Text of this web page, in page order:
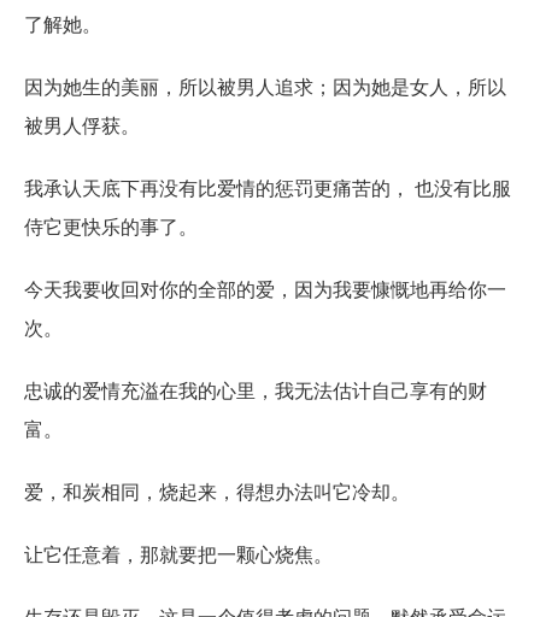
了解她。
因为她生的美丽，所以被男人追求；因为她是女人，所以
被男人俘获。
我承认天底下再没有比爱情的惩罚更痛苦的， 也没有比服
侍它更快乐的事了。
今天我要收回对你的全部的爱，因为我要慷慨地再给你一
次。
忠诚的爱情充溢在我的心里，我无法估计自己享有的财
富。
爱，和炭相同，烧起来，得想办法叫它冷却。
让它任意着，那就要把一颗心烧焦。